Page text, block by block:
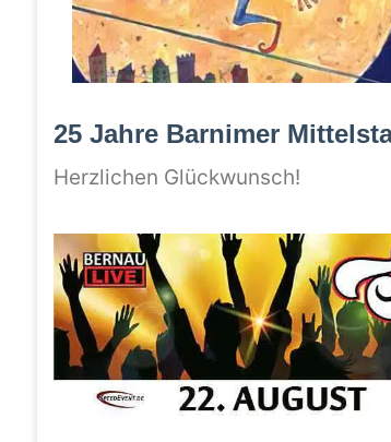
25 Jahre Barnimer
Herzlichen Glückwunsch!